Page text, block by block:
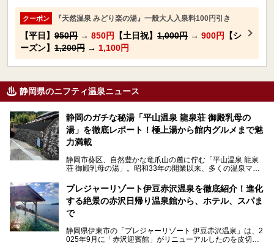
クーポン 『天然温泉 みどり楽の湯』一般大人入泉料100円引き
【平日】 950円 → 850円 【土日祝】 1,000円 → 900円
【シ
ーズン】 1,200円 → 1,100円
静岡県のニフティ温泉ニュース
静岡のガチな秘湯「平山温泉 龍泉荘 御殿乳母の
湯」を徹底レポート！極上湯から館内グルメまで魅
力満載
静岡市葵区、自然豊かな竜爪山の麓に佇む「平山温泉 龍泉
荘 御殿乳母の湯」。昭和33年の開業以来、多くの温泉マニ
極上温泉です。お湯はもちろん、実はグルメも揃っているん
です。多くのファンを持つ、その圧倒的なこだわりと魅力を
解説します。
プレジャーリゾート伊豆赤沢温泉を徹底紹介！進化
する絶景の赤沢日帰り温泉館から、ホテル、スパま
で
静岡県伊東市の「プレジャーリゾート 伊豆赤沢温泉」は、2
025年9月に「赤沢迎賓館」がリニューアルしたのを皮切り